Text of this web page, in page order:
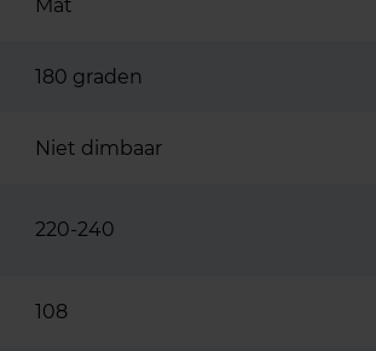
Mat
180 graden
Niet dimbaar
220-240
108